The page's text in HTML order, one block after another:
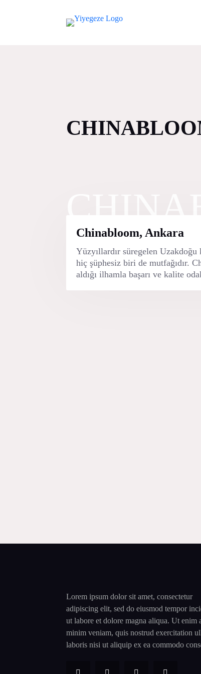
NASıL.
Chinabloom, Ankara
Yüzyıllardır süregelen
hiç şüphesiz biri de mutfağıdır.
aldığı ilhamla başarı ve kalite
Lorem ipsum dolor sit amet, consectetur
adipiscing elit, sed do eiusmod tempor
ut labore et dolore magna aliqua. Ut enim
minim veniam, quis nostrud exercitation
laboris nisi ut aliquip ex ea commodo